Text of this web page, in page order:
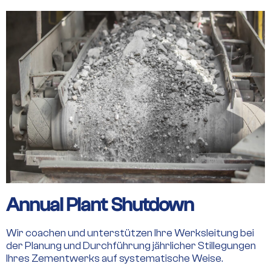
Annual Plant Shutdown
Wir coachen und unterstützen Ihre Werksleitung bei
der Planung und Durchführung jährlicher Stillegungen
Ihres Zementwerks auf systematische Weise.